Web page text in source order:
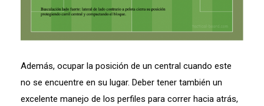
Además, ocupar la posición de un central cuando este
no se encuentre en su lugar. Deber tener también un
excelente manejo de los perfiles para correr hacia atrás,